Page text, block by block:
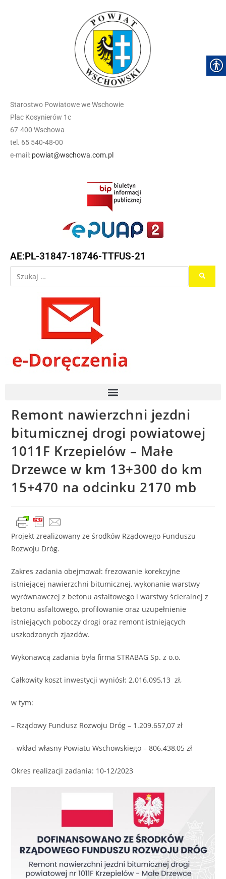
Starostwo Powiatowe we Wschowie
Plac Kosynierów 1c
67-400 Wschowa
tel. 65 540-48-00
e-mail: powiat@wschowa.com.pl
AE:PL-31847-18746-TTFUS-21
Remont nawierzchni jezdni
bitumicznej drogi powiatowej
1011F Krzepielów – Małe
Drzewce w km 13+300 do km
15+470 na odcinku 2170 mb
Projekt zrealizowany ze środków Rządowego Funduszu
Rozwoju Dróg.
Zakres zadania obejmował: frezowanie korekcyjne
istniejącej nawierzchni bitumicznej, wykonanie warstwy
wyrównawczej z betonu asfaltowego i warstwy ścieralnej z
betonu asfaltowego, profilowanie oraz uzupełnienie
istniejących poboczy drogi oraz remont istniejących
uszkodzonych zjazdów.
Wykonawcą zadania była firma STRABAG Sp. z o.o.
Całkowity koszt inwestycji wyniósł: 2.016.095,13 zł,
w tym:
– Rządowy Fundusz Rozwoju Dróg – 1.209.657,07 zł
– wkład własny Powiatu Wschowskiego – 806.438,05 zł
Okres realizacji zadania: 10-12/2023